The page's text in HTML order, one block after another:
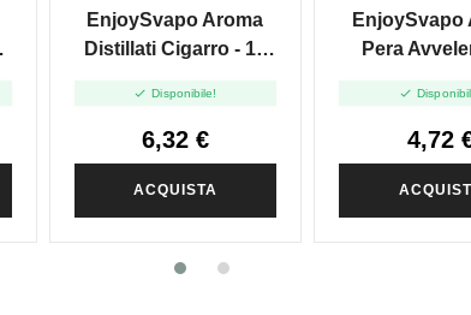
EnjoySvapo Aroma
Distillati Cigarro - 10
 Disponibile!
6,32 €
ACQUISTA
EnjoySvapo
Pera

4,72